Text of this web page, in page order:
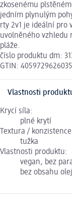
zkosenému
jedním plynulým
rty 2v1 je ideální pro
uvolněného vzhledu
pláže.
číslo produktu dm:
GTIN: 4059729626035
Vlastnosti
Krycí síla:
plné krytí
Textura /
tužka
Vlastnosti produktu:
vegan, bez
bez obsahu